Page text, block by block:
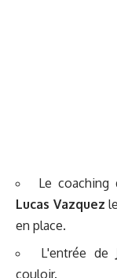
Le
Lucas Vazquez
en place.
L'entrée de
couloir.